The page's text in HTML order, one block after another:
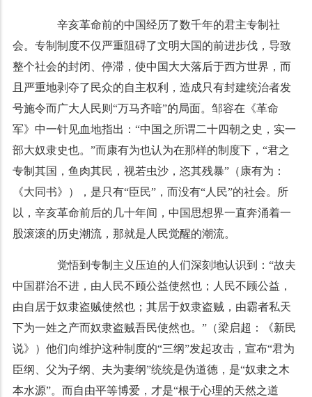
辛亥革命前的中国经历了数千年的君主专制社
会。专制制度不仅严重阻碍了文明大国的前进步伐，导致
整个社会的封闭、停滞，使中国大大落后于西方世界，而
且严重地剥夺了民众的自主权利，造成只有封建统治者发
号施令而广大人民则“万马齐喑”的局面。邹容在《革命
军》中一针见血地指出：“中国之所谓二十四朝之史，实一
部大奴隶史也。”而康有为也认为在那样的制度下，“君之
专制其国，鱼肉其民，视若虫沙，恣其残暴”（康有为：
《大同书》），是只有“臣民”，而没有“人民”的社会。所
以，辛亥革命前后的几十年间，中国思想界一直奔涌着一
股滚滚的历史潮流，那就是人民觉醒的潮流。
觉悟到专制主义压迫的人们深刻地认识到：“故夫
中国群治不进，由人民不顾公益使然也；人民不顾公益，
由自居于奴隶盗贼使然也；其居于奴隶盗贼，由霸者私天
下为一姓之产而奴隶盗贼吾民使然也。”（梁启超：《新民
说》）他们向维护这种制度的“三纲”发起攻击，宣布“君为
臣纲、父为子纲、夫为妻纲”统统是伪道德，是“奴隶之木
本水源”。而自由平等博爱，才是“根于心理的天然之道